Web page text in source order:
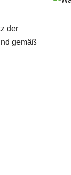
der
gemäß